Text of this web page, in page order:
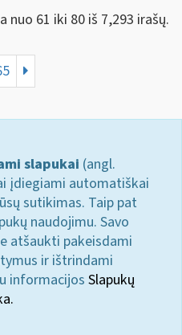
nuo 61 iki 80 iš 7,293 irašų.
slapukai (angl.
įdiegiami automatiškai
sutikimas. Taip pat
naudojimu. Savo
atšaukti pakeisdami
ir ištrindami
informacijos Slapukų